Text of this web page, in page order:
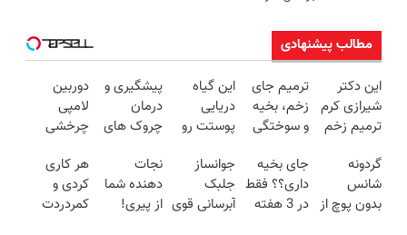
مطالب پیشنهادی
این دکتر
شیرازی کرم
ترمیم زخم
ساخت!!!
ترمیم جای
زخم، بخیه
و سوختگی
هفته!!😍
این گیاه
دریایی
پوستت رو
میکنه
جوون شدی
پیشگیری و
درمان
چروک های
این روش
امن
دوربین
لامپی
چرخشی
فقط امروز
حراج شد🔥
پرداخت
گردونه
شانس
بدون پوچ از
جای بخیه
داری؟؟ فقط
در 3 هفته
جوانساز
جلبک
آبرسانی قوی
نجات
دهنده شما
از پیری!
هر کاری
کردی و
کمردردت